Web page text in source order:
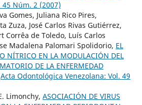
45 Núm. 2 (2007)
Gomes, Juliana Rico Pires,
Zuza, José Carlos Rivas Gutiérrez,
Corrêa de Toledo, Luís Carlos
Madalena Palomari Spolidorio, EL
NÍTRICO EN LA MODULACIÓN DEL
DE LA ENFERMEDAD
Acta Odontológica Venezolana: Vol. 49
Limonchy, ASOCIACIÓN DE VIRUS